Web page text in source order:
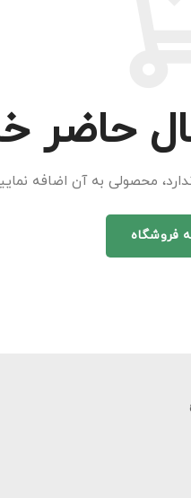
حاضر
محصولی به آن اضافه
فروشگاه